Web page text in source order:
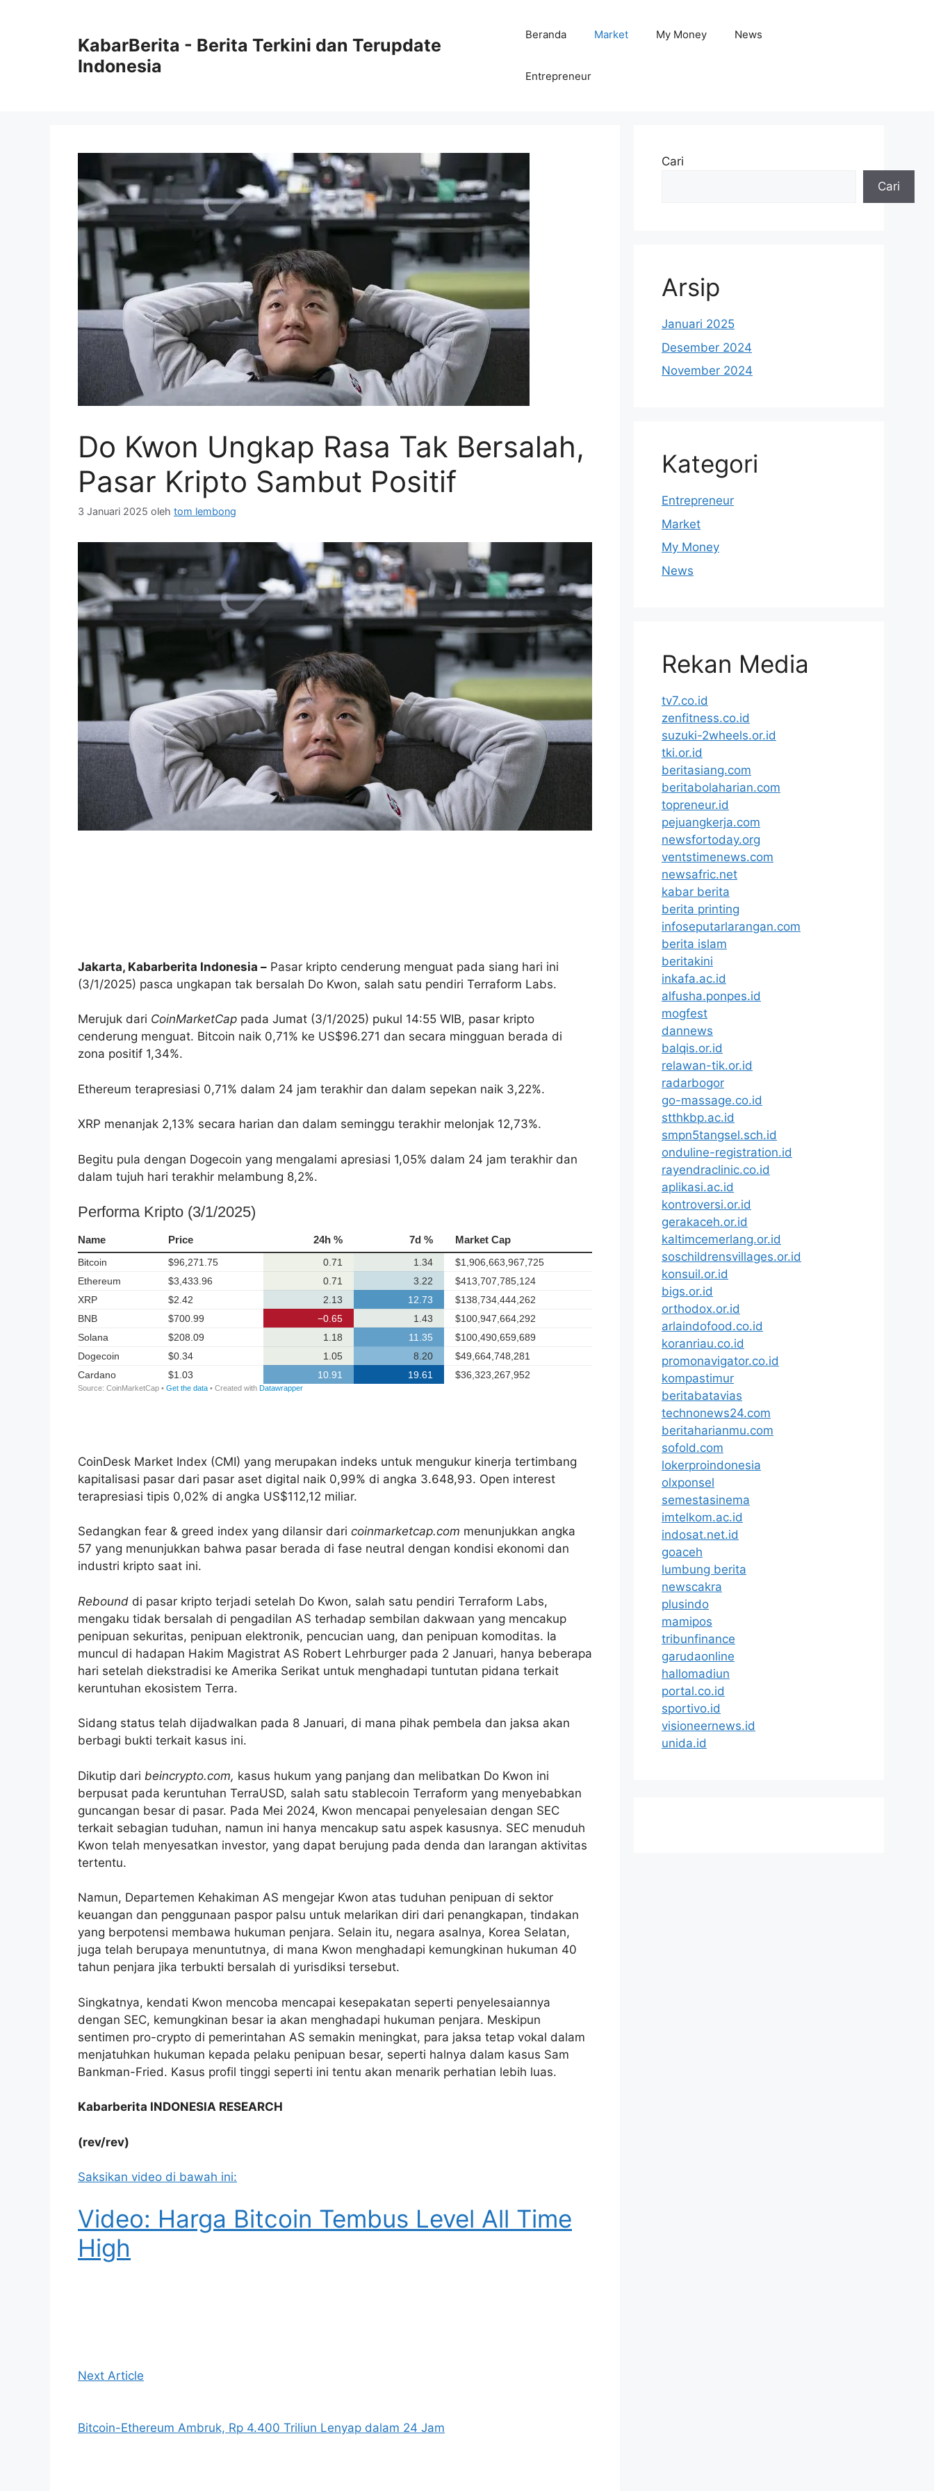
KabarBerita - Berita Terkini dan Terupdate
Indonesia
Beranda Market My Money News
Entrepreneur
Do Kwon Ungkap Rasa Tak Bersalah,
Pasar Kripto Sambut Positif
3 Januari 2025 oleh tom lembong
Jakarta, Kabarberita Indonesia – Pasar kripto cenderung menguat pada siang hari ini
(3/1/2025) pasca ungkapan tak bersalah Do Kwon, salah satu pendiri Terraform Labs.
Merujuk dari CoinMarketCap pada Jumat (3/1/2025) pukul 14:55 WIB, pasar kripto
cenderung menguat. Bitcoin naik 0,71% ke US$96.271 dan secara mingguan berada di
zona positif 1,34%.
Ethereum terapresiasi 0,71% dalam 24 jam terakhir dan dalam sepekan naik 3,22%.
XRP menanjak 2,13% secara harian dan dalam seminggu terakhir melonjak 12,73%.
Begitu pula dengan Dogecoin yang mengalami apresiasi 1,05% dalam 24 jam terakhir dan
dalam tujuh hari terakhir melambung 8,2%.
CoinDesk Market Index (CMI) yang merupakan indeks untuk mengukur kinerja tertimbang
kapitalisasi pasar dari pasar aset digital naik 0,99% di angka 3.648,93. Open interest
terapresiasi tipis 0,02% di angka US$112,12 miliar.
Sedangkan fear & greed index yang dilansir dari coinmarketcap.com menunjukkan angka
57 yang menunjukkan bahwa pasar berada di fase neutral dengan kondisi ekonomi dan
industri kripto saat ini.
Rebound di pasar kripto terjadi setelah Do Kwon, salah satu pendiri Terraform Labs,
mengaku tidak bersalah di pengadilan AS terhadap sembilan dakwaan yang mencakup
penipuan sekuritas, penipuan elektronik, pencucian uang, dan penipuan komoditas. Ia
muncul di hadapan Hakim Magistrat AS Robert Lehrburger pada 2 Januari, hanya beberapa
hari setelah diekstradisi ke Amerika Serikat untuk menghadapi tuntutan pidana terkait
keruntuhan ekosistem Terra.
Sidang status telah dijadwalkan pada 8 Januari, di mana pihak pembela dan jaksa akan
berbagi bukti terkait kasus ini.
Dikutip dari beincrypto.com, kasus hukum yang panjang dan melibatkan Do Kwon ini
berpusat pada keruntuhan TerraUSD, salah satu stablecoin Terraform yang menyebabkan
guncangan besar di pasar. Pada Mei 2024, Kwon mencapai penyelesaian dengan SEC
terkait sebagian tuduhan, namun ini hanya mencakup satu aspek kasusnya. SEC menuduh
Kwon telah menyesatkan investor, yang dapat berujung pada denda dan larangan aktivitas
tertentu.
Namun, Departemen Kehakiman AS mengejar Kwon atas tuduhan penipuan di sektor
keuangan dan penggunaan paspor palsu untuk melarikan diri dari penangkapan, tindakan
yang berpotensi membawa hukuman penjara. Selain itu, negara asalnya, Korea Selatan,
juga telah berupaya menuntutnya, di mana Kwon menghadapi kemungkinan hukuman 40
tahun penjara jika terbukti bersalah di yurisdiksi tersebut.
Singkatnya, kendati Kwon mencoba mencapai kesepakatan seperti penyelesaiannya
dengan SEC, kemungkinan besar ia akan menghadapi hukuman penjara. Meskipun
sentimen pro-crypto di pemerintahan AS semakin meningkat, para jaksa tetap vokal dalam
menjatuhkan hukuman kepada pelaku penipuan besar, seperti halnya dalam kasus Sam
Bankman-Fried. Kasus profil tinggi seperti ini tentu akan menarik perhatian lebih luas.
Kabarberita INDONESIA RESEARCH
(rev/rev)
Saksikan video di bawah ini:
Video: Harga Bitcoin Tembus Level All Time
High
Next Article
Bitcoin-Ethereum Ambruk, Rp 4.400 Triliun Lenyap dalam 24 Jam
Cari
Cari
Arsip
Januari 2025
Desember 2024
November 2024
Kategori
Entrepreneur
Market
My Money
News
Rekan Media
tv7.co.id
zenfitness.co.id
suzuki-2wheels.or.id
tki.or.id
beritasiang.com
beritabolaharian.com
topreneur.id
pejuangkerja.com
newsfortoday.org
ventstimenews.com
newsafric.net
kabar berita
berita printing
infoseputarlarangan.com
berita islam
beritakini
inkafa.ac.id
alfusha.ponpes.id
mogfest
dannews
balqis.or.id
relawan-tik.or.id
radarbogor
go-massage.co.id
stthkbp.ac.id
smpn5tangsel.sch.id
onduline-registration.id
rayendraclinic.co.id
aplikasi.ac.id
kontroversi.or.id
gerakaceh.or.id
kaltimcemerlang.or.id
soschildrensvillages.or.id
konsuil.or.id
bigs.or.id
orthodox.or.id
arlaindofood.co.id
koranriau.co.id
promonavigator.co.id
kompastimur
beritabatavias
technonews24.com
beritaharianmu.com
sofold.com
lokerproindonesia
olxponsel
semestasinema
imtelkom.ac.id
indosat.net.id
goaceh
lumbung berita
newscakra
plusindo
mamipos
tribunfinance
garudaonline
hallomadiun
portal.co.id
sportivo.id
visioneernews.id
unida.id